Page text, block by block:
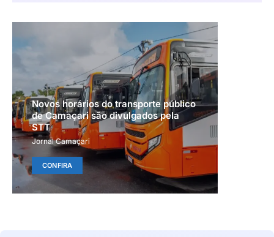
Novos horários do transporte público
de Camaçari são divulgados pela
STT
Jornal Camaçari
CONFIRA